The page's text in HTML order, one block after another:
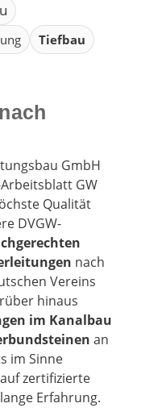
Tiefbau
GmbH
GW
Qualität
DVGW-
nach
Vereins
hinaus
im Kanalbau
an
im Sinne
zertifizierte
Erfahrung.